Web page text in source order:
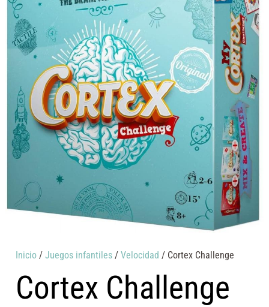
Inicio /Juegos infantiles /Velocidad / Cortex Challenge
Cortex Challenge